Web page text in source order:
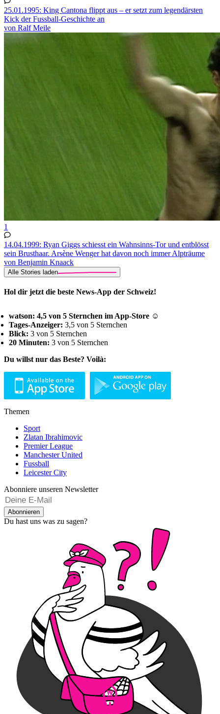
25.01.1995: King Cantona flippt aus – er setzt zum legendärsten
Kick der Fussball-Geschichte an
von Ralf Meile
1
14.04.1999: Ryan Giggs schiesst ein Wahnsinns-Tor und entblösst
sein Brusthaar. Arsène Wenger hat davon noch immer Alpträume
von Benjamin Knaack
Alle Stories laden
Hol dir jetzt die beste News-App der Schweiz!
watson: 4,5 von 5 Sternchen im App-Store ☺
Tages-Anzeiger: 3,5 von 5 Sternchen
Blick: 3 von 5 Sternchen
20 Minuten: 3 von 5 Sternchen
Du willst nur das Beste? Voilà:
Themen
Sport
Zlatan Ibrahimovic
Premier League
Manchester United
Fussball
Leicester City
Abonniere unseren Newsletter
Abonnieren
Du hast uns was zu sagen?